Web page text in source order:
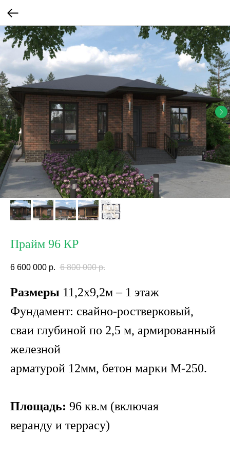
Прайм 96 КР
6 600 000 р. 6 800 000 р.
Размеры 11,2х9,2м – 1 этаж
Фундамент: свайно-ростверковый,
сваи глубиной по 2,5 м, армированный
железной
арматурой 12мм, бетон марки М-250.
Площадь: 96 кв.м (включая
веранду и террасу)